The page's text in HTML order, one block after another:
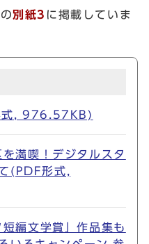
別紙3 に掲載していま
式, 976.57KB)
満喫！デジタルスタ
(PDF形式,
編文学賞」作品集も